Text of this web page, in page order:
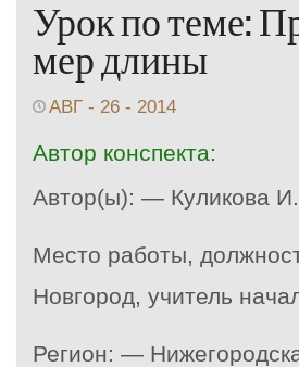
Урок по теме:
мер длины
АВГ - 26 - 2014
Автор конспекта:
Автор(ы): — Куликова
Место работы,
Новгород, учитель
Регион: —